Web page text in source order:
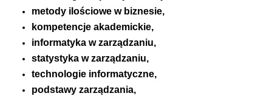
metody ilościowe w biznesie,
kompetencje akademickie,
informatyka w zarządzaniu,
statystyka w zarządzaniu,
technologie informatyczne,
podstawy zarządzania,